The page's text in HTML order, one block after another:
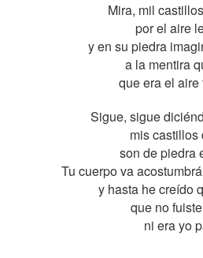
Mira, mil
por el aire
y en su piedra
a la mentira
que era el aire
Sigue, sigue
mis castillos
son de piedra
Tu cuerpo va
y hasta he creído
que no
ni era yo